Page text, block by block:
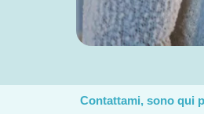
Contattami, sono qui